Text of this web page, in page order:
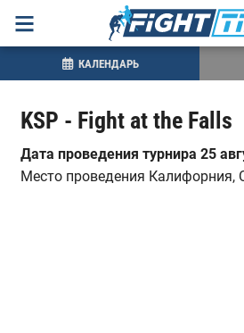
KSP - Fight at the Falls
Дата проведения турнира 25
Место проведения Калифорния,
КАЛЕНДАРЬ